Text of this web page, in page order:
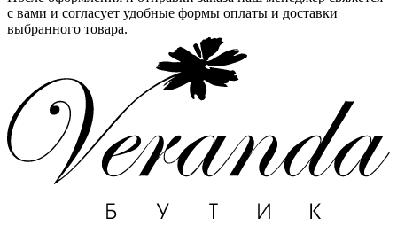
с вами и согласует удобные формы оплаты и доставки
выбранного товара.